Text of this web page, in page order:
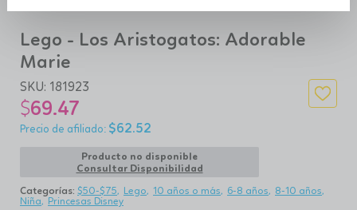
Lego - Los Aristogatos: Adorable
Marie
SKU: 181923
$69.47
$62.52
Producto no disponible
Consultar Disponibilidad
Categorías: $50-$75 Lego 10 años o más 6-8 años
8-10 años
Niña
Princesas Disney